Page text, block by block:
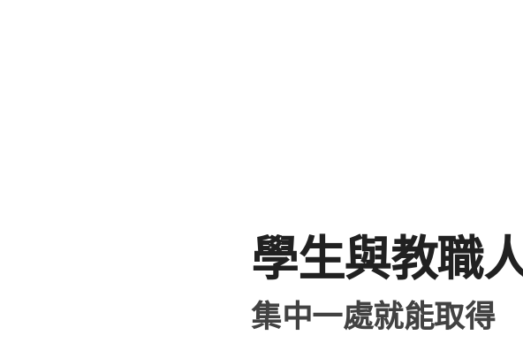
學生​與​教職​
集​中​一處​就​能​取得